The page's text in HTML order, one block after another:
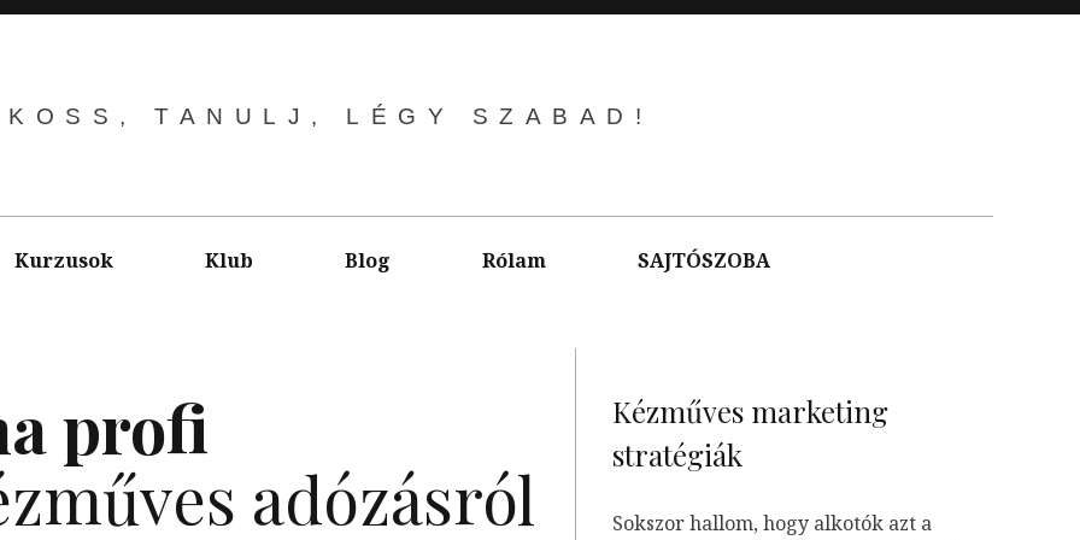
TANULJ, LÉGY SZABAD!
Kurzusok Klub Blog Rólam SAJTÓSZOBA
profi
adózásról
Kézműves marketing
stratégiák
Sokszor hallom, hogy alkotók azt a